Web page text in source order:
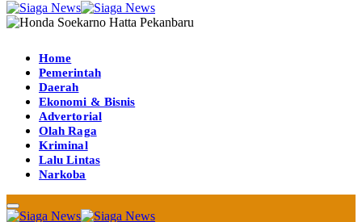
Home
Pemerintah
Daerah
Ekonomi & Bisnis
Advertorial
Olah Raga
Kriminal
Lalu Lintas
Narkoba